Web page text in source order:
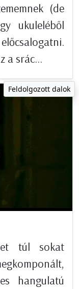
(de
ukuleléből
a srác...
Feldolgozott dalok
túl sokat
hangulatú